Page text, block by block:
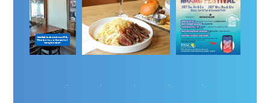
Garanties et déclarations ; exonération de responsabilité : Vous
(le gagnant) dégagez par les présentes le commanditaire et
chacune des entités organisatrices de la promotion, ainsi que
leurs dirigeants, administrateurs, membres, gérants, employés,
agents, représentants, successeurs et ayants droit respectifs